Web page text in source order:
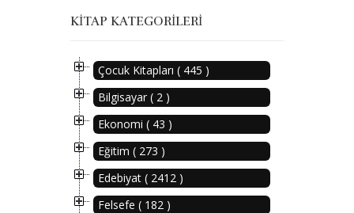
KITAP KATEGORILERI
Çocuk Kitapları ( 445 )
Bilgisayar ( 2 )
Ekonomi ( 43 )
Eğitim ( 273 )
Edebiyat ( 2412 )
Felsefe ( 182 )